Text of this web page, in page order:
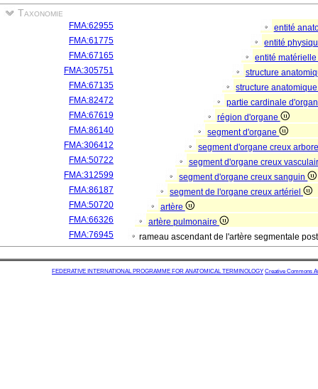
Taxonomie
FMA:62955
entité
FMA:61775
entité
FMA:67165
entité matérielle
FMA:305751
structure
FMA:67135
structure
FMA:82472
partie cardinale
FMA:67619
région d'organe
FMA:86140
segment d'organe
FMA:306412
segment d'organe creux
FMA:50722
segment d'organe creux
FMA:312599
segment d'organe creux sanguin
FMA:86187
segment de l'organe creux artériel
FMA:50720
artère
FMA:66326
artère pulmonaire
FMA:76945
rameau ascendant de l'artère segmentale
FEDERATIVE INTERNATIONAL PROGRAMME FOR ANATOMICAL TERMINOLOGY Creative Commons